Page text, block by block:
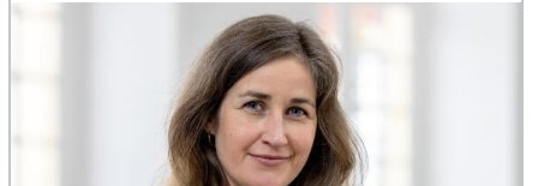
verena.baeumer@uni-muenster.de